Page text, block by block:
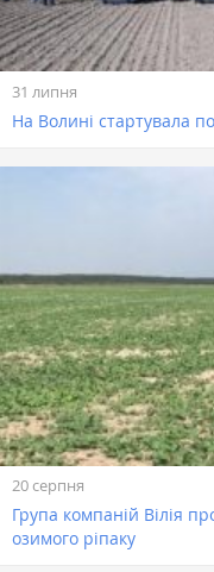
31 липня
На Волині стартувала
20 серпня
Група компаній Вілія
озимого ріпаку